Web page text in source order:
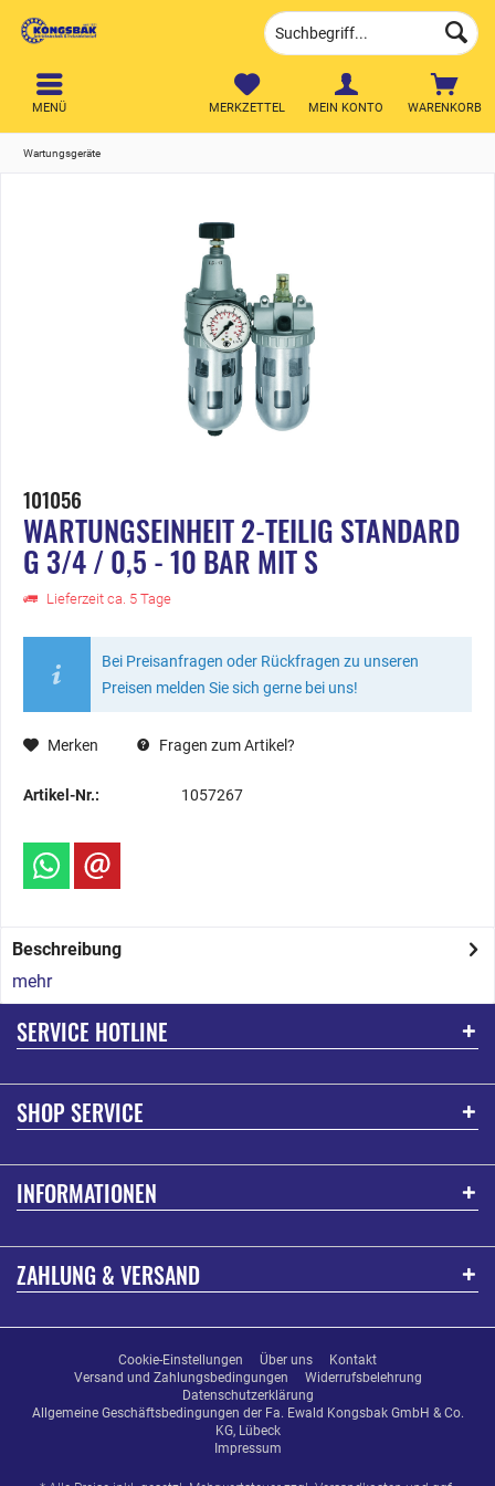
WARENKORB
MERKZETTEL MEIN KONTO
MENÜ
Wartungsgeräte
101056
WARTUNGSEINHEIT 2-TEILIG STANDARD
G 3/4 / 0,5 - 10 BAR MIT S
Lieferzeit ca. 5 Tage
Bei Preisanfragen oder Rückfragen zu unseren
Preisen melden Sie sich gerne bei uns!
Merken Fragen zum Artikel?
Artikel-Nr.: 1057267
Beschreibung
mehr
SERVICE HOTLINE
SHOP SERVICE
INFORMATIONEN
ZAHLUNG & VERSAND
Cookie-Einstellungen Über uns
Kontakt
Versand und Zahlungsbedingungen
Widerrufsbelehrung
Datenschutzerklärung
Allgemeine Geschäftsbedingungen der Fa. Ewald Kongsbak GmbH & Co.
KG, Lübeck
Impressum